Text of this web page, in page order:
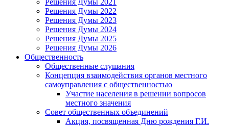
Решения Думы 2022
Решения Думы 2023
Решения Думы 2024
Решения Думы 2025
Решения Думы 2026
Общественность
Общественные слушания
Концепция взаимодействия органов местного
самоуправления с общественностью
Участие населения в решении вопросов
местного значения
Совет общественных объединений
Акция, посвященная Дню рождения Г.И.